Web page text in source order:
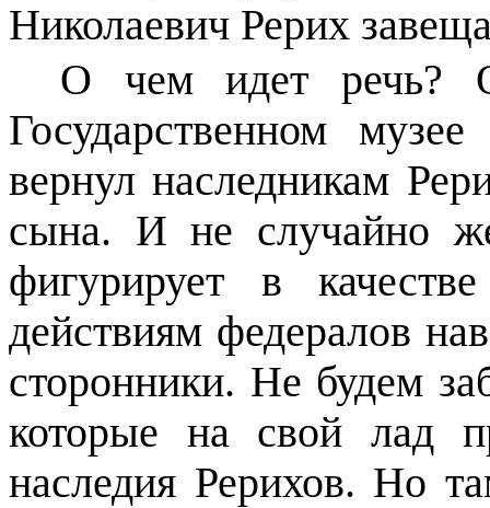
Николаевич Рерих
О чем идет речь?
Государственном
вернул наследникам
сына. И не случайно
фигурирует в
действиям федералов
сторонники. Не будем
которые на свой лад
наследия Рерихов. Но